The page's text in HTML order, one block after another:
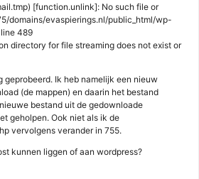
[function.unlink]: No such file or
domains/evaspierings.nl/public_html/wp-
489
directory for file streaming does not exist or
geprobeerd. Ik heb namelijk een nieuw
(de mappen) en daarin het bestand
bestand uit de gedownloade
geholpen. Ook niet als ik de
vervolgens verander in 755.
kunnen liggen of aan wordpress?